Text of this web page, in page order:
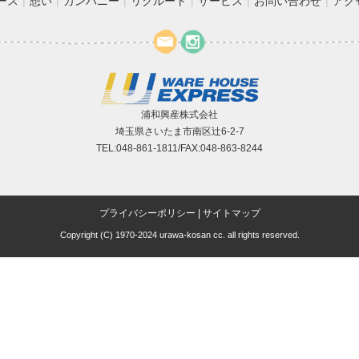
浦和興産株式会社
埼玉県さいたま市南区辻6-2-7
TEL:048-861-1811/FAX:048-863-8244
プライバシーポリシー サイトマップ
Copyright (C) 1970-2024 urawa-kosan cc. all rights reserved.